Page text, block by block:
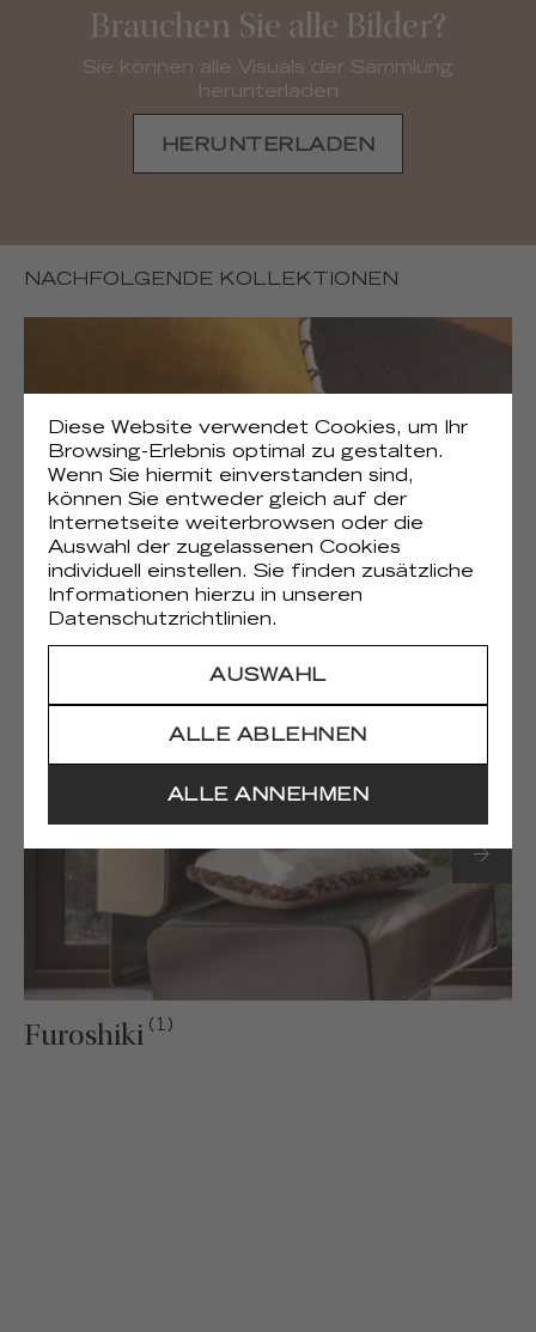
Brauchen Sie alle Bilder?
Sie können alle Visuals der Sammlung
herunterladen
HERUNTERLADEN
NACHFOLGENDE KOLLEKTIONEN
Gaia
Furoshiki (1)
Diese Website verwendet Cookies, um Ihr
Browsing-Erlebnis optimal zu gestalten.
Wenn Sie hiermit einverstanden sind,
können Sie entweder gleich auf der
Internetseite weiterbrowsen oder die
Auswahl der zugelassenen Cookies
individuell einstellen. Sie finden zusätzliche
Informationen hierzu in unseren
Datenschutzrichtlinien.
AUSWAHL
ALLE ABLEHNEN
ALLE ANNEHMEN